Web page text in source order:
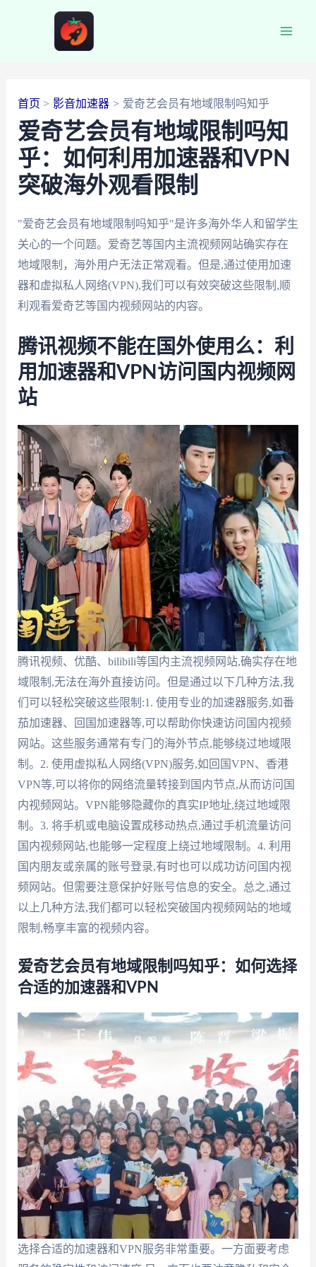
首页 影音加速器 爱奇艺会员有地域限制吗知乎
爱奇艺会员有地域限制吗知
乎：如何利用加速器和VPN
突破海外观看限制
"爱奇艺会员有地域限制吗知乎"是许多海外华人和留学生
关心的一个问题。爱奇艺等国内主流视频网站确实存在
地域限制，海外用户无法正常观看。但是,通过使用加速
器和虚拟私人网络(VPN),我们可以有效突破这些限制,顺
利观看爱奇艺等国内视频网站的内容。
腾讯视频不能在国外使用么：利
用加速器和VPN访问国内视频网
站
腾讯视频、优酷、bilibili等国内主流视频网站,确实存在地
域限制,无法在海外直接访问。但是通过以下几种方法,我
们可以轻松突破这些限制:1. 使用专业的加速器服务,如番
茄加速器、回国加速器等,可以帮助你快速访问国内视频
网站。这些服务通常有专门的海外节点,能够绕过地域限
制。2. 使用虚拟私人网络(VPN)服务,如回国VPN、香港
VPN等,可以将你的网络流量转接到国内节点,从而访问国
内视频网站。VPN能够隐藏你的真实IP地址,绕过地域限
制。3. 将手机或电脑设置成移动热点,通过手机流量访问
国内视频网站,也能够一定程度上绕过地域限制。4. 利用
国内朋友或亲属的账号登录,有时也可以成功访问国内视
频网站。但需要注意保护好账号信息的安全。总之,通过
以上几种方法,我们都可以轻松突破国内视频网站的地域
限制,畅享丰富的视频内容。
爱奇艺会员有地域限制吗知乎：如何选择
合适的加速器和VPN
选择合适的加速器和VPN服务非常重要。一方面要考虑